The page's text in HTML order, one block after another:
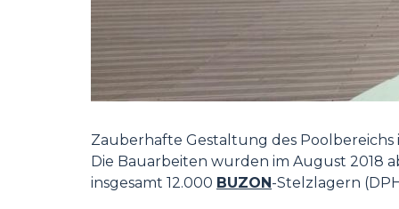
Zauberhafte Gestaltung des Poolbereichs
Die Bauarbeiten wurden im August 2018
insgesamt 12.000 BUZON -Stelzlagern